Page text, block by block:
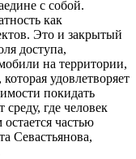
с собой.
как
Это и закрытый
доступа,
на территории,
удовлетворяет
покидать
среду, где человек
частью
Севастьянова,